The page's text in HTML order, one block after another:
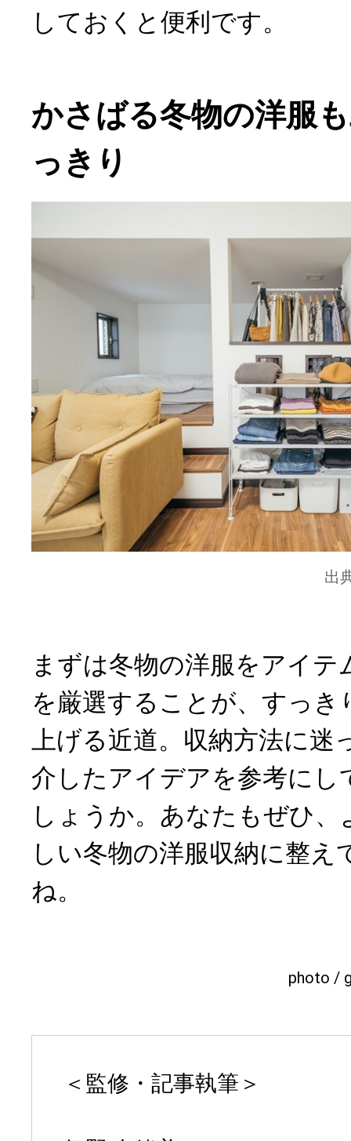
しておくと便利です。
かさばる冬物の洋服
っきり
出
まずは冬物の洋服をアイテ
を厳選することが、すっき
上げる近道。収納方法に迷
介したアイデアを参考にし
しょうか。あなたもぜひ
しい冬物の洋服収納に整え
ね。
photo /
＜監修・記事執筆＞